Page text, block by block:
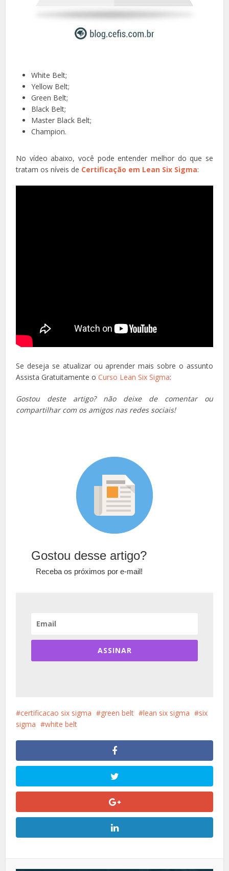
White Belt;
Yellow Belt;
Green Belt;
Black Belt;
Master Black Belt;
Champion.
No vídeo abaixo, você pode entender melhor do que se
tratam os níveis de Certificação em Lean Six Sigma:
Se deseja se atualizar ou aprender mais sobre o assunto
Assista Gratuitamente oCurso Lean Six Sigma:
Gostou deste artigo? não deixe de comentar ou
compartilhar com os amigos nas redes sociais!
Gostou desse artigo?
Receba os próximos por e-mail!
ASSINAR
certificacao six sigma green belt lean six sigma
six
sigma
white belt